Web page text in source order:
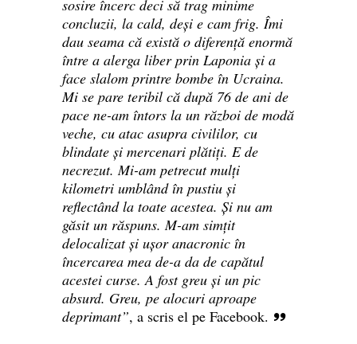
sosire încerc deci să trag minime
concluzii, la cald, deși e cam frig. Îmi
dau seama că există o diferență enormă
între a alerga liber prin Laponia și a
face slalom printre bombe în Ucraina.
Mi se pare teribil că după 76 de ani de
pace ne-am întors la un război de modă
veche, cu atac asupra civililor, cu
blindate și mercenari plătiți. E de
necrezut. Mi-am petrecut mulți
kilometri umblând în pustiu și
reflectând la toate acestea. Și nu am
găsit un răspuns. M-am simțit
delocalizat și ușor anacronic în
încercarea mea de-a da de capătul
acestei curse. A fost greu și un pic
absurd. Greu, pe alocuri aproape
deprimant”, a scris el pe Facebook.